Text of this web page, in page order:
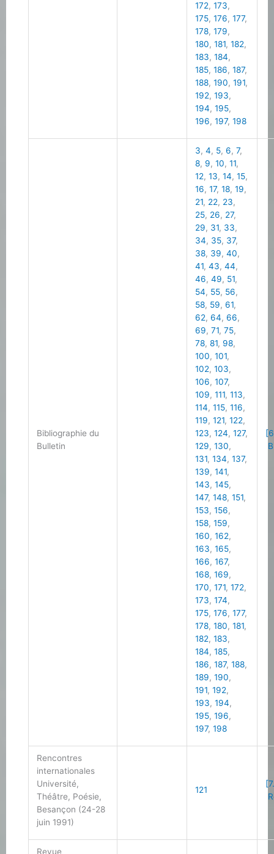
172,173,
175,176,177,
178,179,
180,181,182,
183,184,
185,186,187,
188,190,191,
192,193,
194,195,
196,197,198
Bibliographie du
Bulletin
3,4, 5,6,7,
8, 9,10,11,
12,13,14,15,
16,17,18,19,
21, 22, 23,
25, 26, 27,
29, 31, 33,
34, 35, 37,
38, 39,40,
41,43,44,
46,49, 51,
54, 55, 56,
58, 59,61,
62,64,66,
69,71,75,
78,81, 98,
100,101,
102,103,
106,107,
109,111,113,
114,115,116,
119,121,122,
123,124,127,
129,130,
131,134,137,
139,141,
143,145,
147,148,151,
153,156,
158,159,
160,162,
163,165,
166,167,
168,169,
170,171,172,
173,174,
175,176,177,
178,180,181,
182,183,
184,185,
186,187,188,
189,190,
191,192,
193,194,
195,196,
197,198
Rencontres
internationales
Université,
Théâtre, Poésie,
Besançon (24-28
juin 1991)
121
Revue